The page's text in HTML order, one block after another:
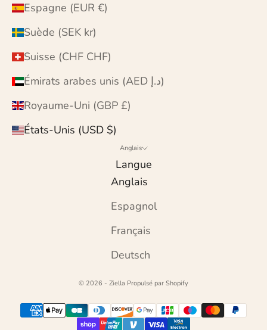
Espagne (EUR €)
Suède (SEK kr)
Suisse (CHF CHF)
Émirats arabes unis (AED د.إ)
Royaume-Uni (GBP £)
États-Unis (USD $)
Anglais
Langue
Anglais
Espagnol
Français
Deutsch
© 2026 - Ziella Propulsé par Shopify